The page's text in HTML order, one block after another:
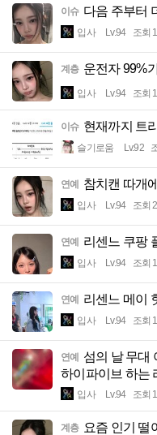
이슈 다음 주부터
입사 Lv.94 조회
계층 운전자 99%
입사 Lv.94 조회
이슈 현재까지 트
슬기로움 Lv.92
연예 참치캔 따개
입사 Lv.94 조회
연예 리센느 쿠팡
입사 Lv.94 조회
연예 리센느 메이
입사 Lv.94 조회
연예 섬의 날 무대
하이파이브 하는
입사 Lv.94 조회
계층 요즘 인기 떨